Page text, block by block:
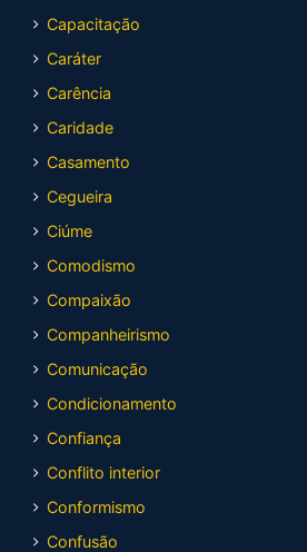
Capacitação
Caráter
Carência
Caridade
Casamento
Cegueira
Ciúme
Comodismo
Compaixão
Companheirismo
Comunicação
Condicionamento
Confiança
Conflito interior
Conformismo
Confusão